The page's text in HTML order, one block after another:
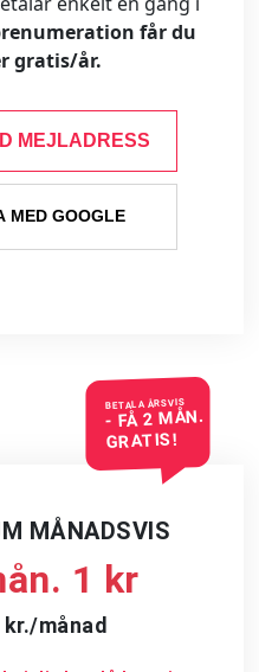
får du
gratis/år.
MEJLADRESS
MED GOOGLE
BETALA ÅRSVIS
- FÅ 2 MÅN.
GRATIS!
MÅNADSVIS
1 kr
månad